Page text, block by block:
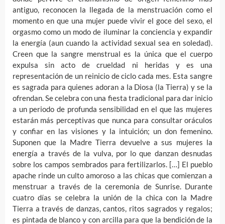
antiguo, reconocen la llegada de la menstruación como el
momento en que una mujer puede vivir el goce del sexo, el
orgasmo como un modo de iluminar la conciencia y expandir
la energía (aun cuando la actividad sexual sea en soledad).
Creen que la sangre menstrual es la única que el cuerpo
expulsa sin acto de crueldad ni heridas y es una
representación de un reinicio de ciclo cada mes. Esta sangre
es sagrada para quienes adoran a la Diosa (la Tierra) y se la
ofrendan. Se celebra con una fiesta tradicional para dar inicio
a un periodo de profunda sensibilidad en el que las mujeres
estarán más perceptivas que nunca para consultar oráculos
y confiar en las visiones y la intuición; un don femenino.
Suponen que la Madre Tierra devuelve a sus mujeres la
energía a través de la vulva, por lo que danzan desnudas
sobre los campos sembrados para fertilizarlos. […] El pueblo
apache rinde un culto amoroso a las chicas que comienzan a
menstruar a través de la ceremonia de Sunrise. Durante
cuatro días se celebra la unión de la chica con la Madre
Tierra a través de danzas, cantos, ritos sagrados y regalos;
es pintada de blanco y con arcilla para que la bendición de la